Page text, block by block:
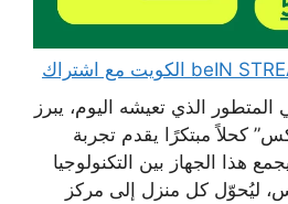
المتطور الذي تعيشه اليوم، يبرز
كحلاً مبتكرًا يقدم تجربة
هذا الجهاز بين التكنولوجيا
ليُحوّل كل منزل إلى مركز